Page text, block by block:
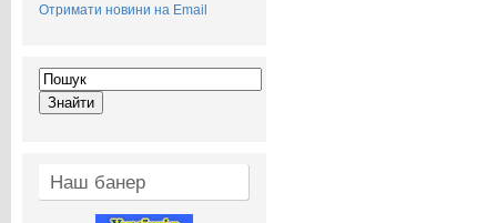
Отримати новини на Email
Наш банер